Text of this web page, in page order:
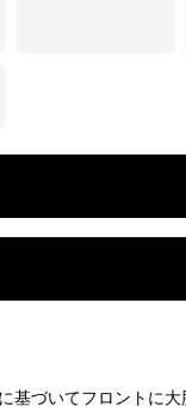
基づいてフロントに